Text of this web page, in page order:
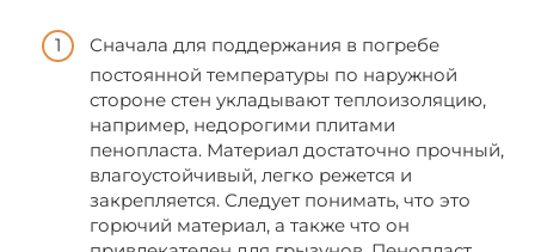
Сначала для поддержания в погребе
постоянной температуры по наружной
стороне стен укладывают теплоизоляцию,
например, недорогими плитами
пенопласта. Материал достаточно прочный,
влагоустойчивый, легко режется и
закрепляется. Следует понимать, что это
горючий материал, а также что он